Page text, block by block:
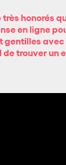
honorés
en ligne
trouver un